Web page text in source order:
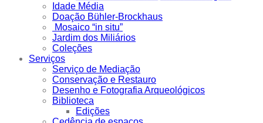
Idade Média
Doação Bühler-Brockhaus
Mosaico “in situ”
Jardim dos Miliários
Coleções
Serviços
Serviço de Mediação
Conservação e Restauro
Desenho e Fotografia Arqueológicos
Biblioteca
Edições